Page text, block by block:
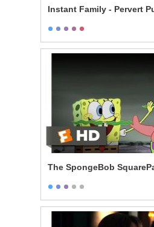
Instant Family - Pervert
The SpongeBob